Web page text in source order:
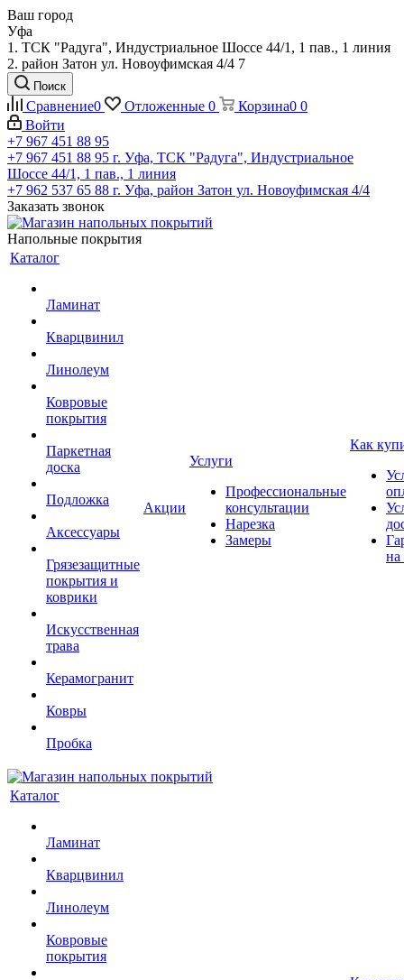
Ваш город
Уфа
1. ТСК "Радуга", Индустриальное Шоссе 44/1, 1 пав., 1 линия
2. район Затон ул. Новоуфимская 4/4 7
Поиск
Сравнение0 Отложенные 0 Корзина0 0
Войти
+7 967 451 88 95
+7 967 451 88 95 г. Уфа, ТСК "Радуга", Индустриальное
Шоссе 44/1, 1 пав., 1 линия
+7 962 537 65 88 г. Уфа, район Затон ул. Новоуфимская 4/4
Заказать звонок
Напольные покрытия
Каталог
Ламинат
Кварцвинил
Линолеум
Ковровые
покрытия
Паркетная
доска
Подложка
Аксессуары
Грязезащитные
покрытия и
коврики
Искусственная
трава
Керамогранит
Ковры
Пробка
Акции
Услуги
Профессиональные
консультации
Нарезка
Замеры
Как
на
Каталог
Ламинат
Кварцвинил
Линолеум
Ковровые
покрытия